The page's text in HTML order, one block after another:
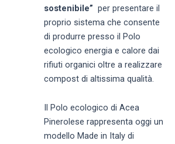
sostenibile” per presentare il
proprio sistema che consente
di produrre presso il Polo
ecologico energia e calore dai
rifiuti organici oltre a realizzare
compost di altissima qualità.
Il Polo ecologico di Acea
Pinerolese rappresenta oggi un
modello Made in Italy di